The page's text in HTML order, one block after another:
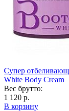
Супер
White Body Cream
Вес брутто:
1 120 р.
В корзину